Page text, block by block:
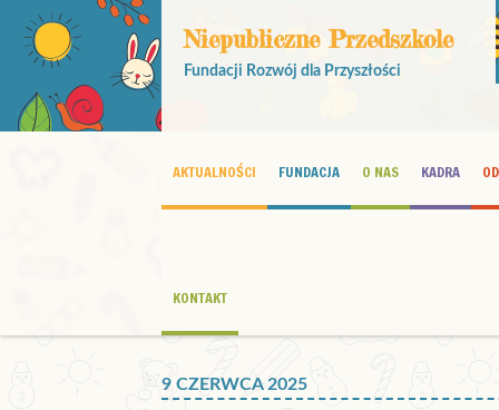
Niepubliczne Przedszkole
Fundacji Rozwój dla Przyszłości
AKTUALNOŚCI FUNDACJA O NAS KADRA
KONTAKT
9 CZERWCA 2025